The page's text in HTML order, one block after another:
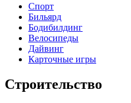
Спорт
Бильярд
Бодибилдинг
Велосипеды
Дайвинг
Карточные игры
Строительство